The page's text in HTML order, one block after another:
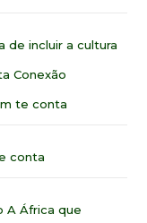
de incluir a cultura
Conexão
te conta
conta
A África que